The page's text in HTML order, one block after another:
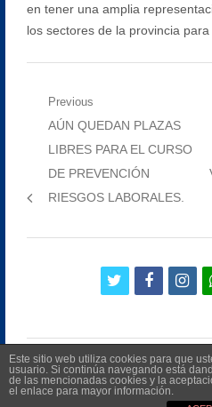
en tener una amplia
los sectores de la provincia para
Navegación
de
entradas
Previous
Previous
post:
AÚN QUEDAN PLAZAS
LIBRES PARA EL CURSO
DE PREVENCIÓN
RIESGOS LABORALES.
twitter
©2026 Radio Televisión
Este sitio web utiliza cookies para que
usuario. Si continúa navegando está
de las mencionadas cookies y la
el enlace para mayor información.